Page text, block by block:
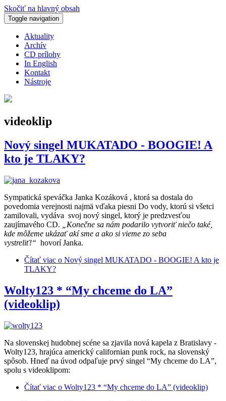
Skočiť na hlavný obsah
Toggle navigation
Aktuality
Archív
CD prílohy
In English
Kontakt
Nástroje
videoklip
Nový singel MUKATADO - BOOGIE! A
kto je TLAKY?
Sympatická speváčka Janka Kozáková , ktorá sa dostala do
povedomia verejnosti najmä vďaka piesni Do vody, ktorú si všetci
zamilovali, vydáva svoj nový singel, ktorý je predzvesťou
zaujímavého CD.
„Konečne sa nám podarilo vytvoriť niečo také,
kde môžeme ukázať akí sme a ako si vieme zo seba
vystreliť!“ hovorí Janka.
Čítať viac o Nový singel MUKATADO - BOOGIE! A kto je
TLAKY?
Wolty123 * “My chceme do LA”
(videoklip)
Na slovenskej hudobnej scéne sa zjavila nová kapela z Bratislavy -
Wolty123, hrajúca americký californian punk rock, na slovenský
spôsob. Hneď na úvod odpaľuje prvý singel “My chceme do LA”,
spolu s videoklipom:
Čítať viac o Wolty123 * “My chceme do LA” (videoklip)